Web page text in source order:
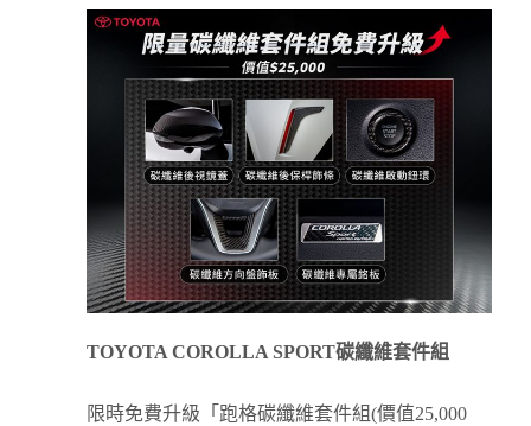
TOYOTA COROLLA SPORT碳纖維套件組
限時免費升級「跑格碳纖維套件組(價值25,000